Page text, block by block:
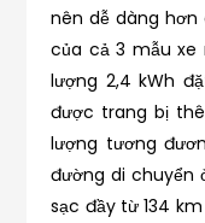
nên dễ dàng
của cả 3 mẫu xe
lượng 2,4 kWh
được trang bị
lượng tương
đường di chuyển
sạc đầy từ 134